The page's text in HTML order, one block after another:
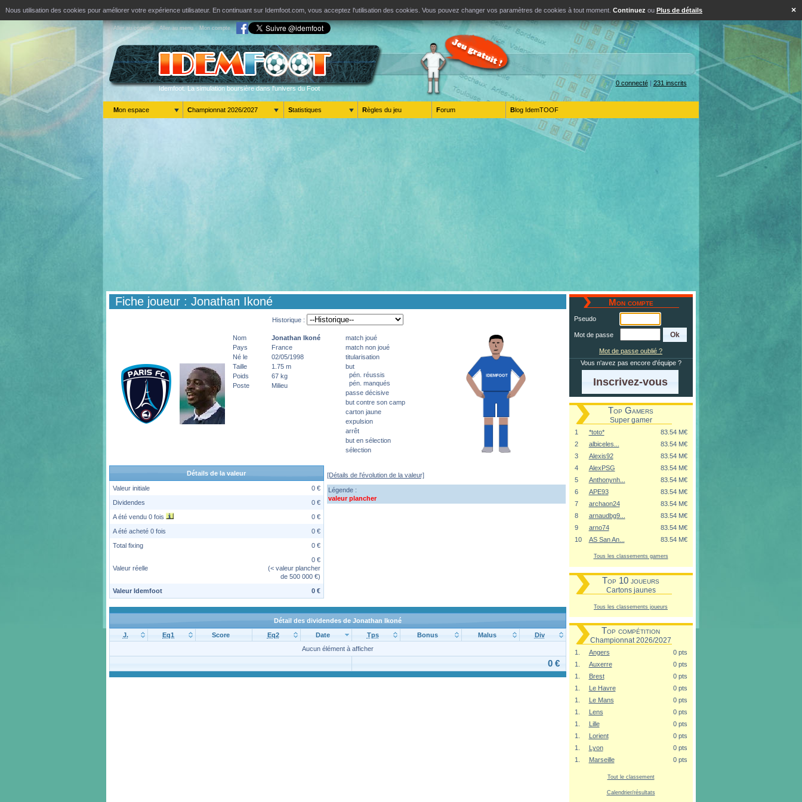
×
Nous utilisation des cookies pour améliorer votre expérience utilisateur. En continuant sur Idemfoot.com, vous acceptez l'utilisation des cookies. Vous pouvez changer vos paramètres de cookies à tout moment. Continuez ou Plus de détails
Aller au contenu Aller au menu Mon compte
Idemfoot. La simulation boursière dans l'univers du Foot
0 connecté| 231 inscrits
Mon espace Championnat 2026/2027 Statistiques Règles du jeu Forum Blog IdemTOOF
Fiche joueur : Jonathan Ikoné
Historique :
Nom Jonathan Ikoné
Pays
France
Né le
02/05/1998
Taille
1.75 m
Poids
67 kg
Poste
Milieu
match joué
match non joué
titularisation
but
pén. réussis
pén. manqués
passe décisive
but contre son camp
carton jaune
expulsion
arrêt
but en sélection
sélection
Détails de la valeur
Valeur initiale
0 €
Dividendes
0 €
A été vendu 0 fois
0 €
A été acheté 0 fois
0 €
Total fixing
0 €
Valeur réelle
0 €
(< valeur plancher
de 500 000 €)
Valeur Idemfoot
0 €
[Détails de l'évolution de la valeur]
Légende :
valeur plancher
Détail des dividendes de Jonathan Ikoné
J.
Eq1 Score Eq2 Date Tps Bonus Malus Div
0 €
Aucun élément à afficher
Mon compte
Pseudo
Mot de passe
Mot de passe oublié ?
Vous n'avez pas encore d'équipe ?
Inscrivez-vous
Top Gamers
Super gamer
1 *toto*
83.54 M€
2
albiceles...
83.54 M€
3
Alexis92
83.54 M€
4
AlexPSG
83.54 M€
5
Anthonynh...
83.54 M€
6
APE93
83.54 M€
7
archaon24
83.54 M€
8
arnaudbg9...
83.54 M€
9
arno74
83.54 M€
10
AS San An... 83.54 M€
Tous les classements gamers
Top 10 joueurs
Cartons jaunes
Tous les classements joueurs
Top compétition
Championnat 2026/2027
1. Angers
0 pts
1.
Auxerre
0 pts
1.
Brest
0 pts
1.
Le Havre
0 pts
1.
Le Mans
0 pts
1.
Lens
0 pts
1.
Lille
0 pts
1.
Lorient
0 pts
1.
Lyon
0 pts
1.
Marseille 0 pts
Tout le classement
Calendrier/résultats